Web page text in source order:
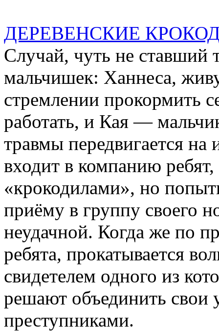
ДЕРЕВЕНСКИЕ
Случай, чуть не ставший
мальчишек: Ханнеса,
стремлении прокормить
работать, и Кая —
травмы передвигается на
входит в компанию
«крокодилами», но
приёму в группу своего
неудачной. Когда же по
ребята, прокатывается
свидетелем одного из
решают объединить свои
преступниками.